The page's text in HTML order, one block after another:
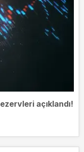
açıklandı!